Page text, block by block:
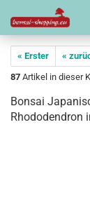
« Erster «
87 Artikel in dieser
Bonsai
Rhododendron